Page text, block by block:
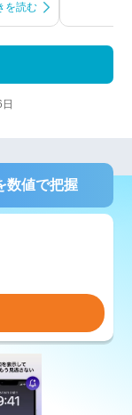
を読む
数値で把握